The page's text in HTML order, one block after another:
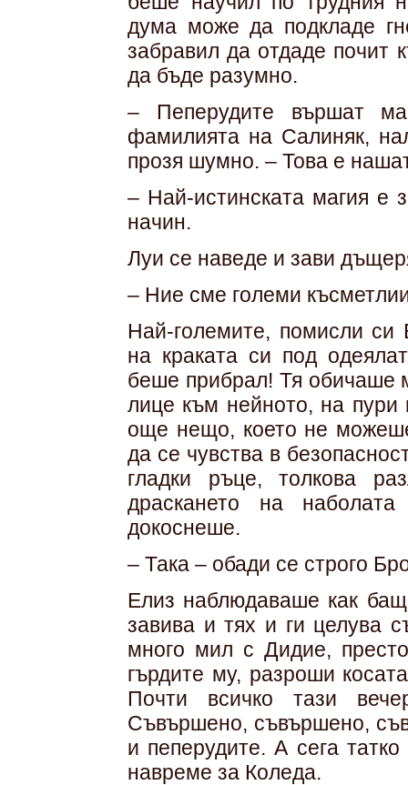
дума може да подкладе
забравил да отдаде почит
да бъде разумно.
– Пеперудите вършат
фамилията на Салиняк,
прозя шумно. – Това е
– Най-истинската магия е
начин.
Луи се наведе и зави
– Ние сме големи
Най-големите, помисли си
на краката си под
беше прибрал! Тя обичаше
лице към нейното, на
още нещо, което не
да се чувства в
гладки ръце, толкова
драскането на
докоснеше.
– Така – обади се строго
Елиз наблюдаваше как
завива и тях и ги целува
много мил с Дидие,
гърдите му, разроши
Почти всичко тази
Съвършено, съвършено,
и пеперудите. А сега
навреме за Коледа.